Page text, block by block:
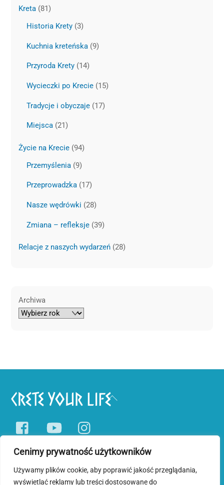
Cenimy prywatność użytkowników
Używamy plików cookie, aby poprawić jakość przeglądania,
wyświetlać reklamy lub treści dostosowane do
Kreta (81)
Historia Krety(3)
Kuchnia kreteńska(9)
Przyroda Krety(14)
Wycieczki po Krecie(15)
Tradycje i obyczaje(17)
Miejsca(21)
Życie na Krecie (94)
Przemyślenia(9)
Przeprowadzka(17)
Nasze wędrówki (28)
Zmiana – refleksje(39)
Relacje z naszych wydarzeń (28)
Archiwa
Back
Facebook YouTube
Pobyty tematyczne Wycieczki jednodniowe
Blog o Krecie